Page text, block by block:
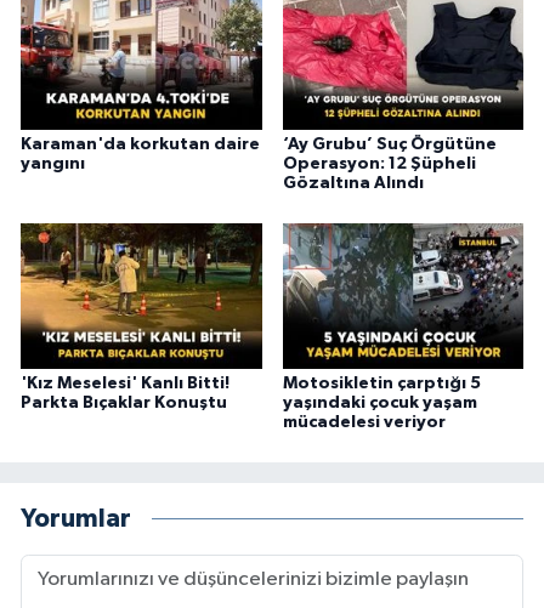
Karaman'da korkutan daire
yangını
‘Ay Grubu’ Suç Örgütüne
Operasyon: 12 Şüpheli
Gözaltına Alındı
'Kız Meselesi' Kanlı Bitti!
Parkta Bıçaklar Konuştu
Motosikletin çarptığı 5
yaşındaki çocuk yaşam
mücadelesi veriyor
Yorumlar